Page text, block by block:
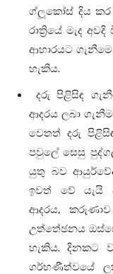
ග්ලූකෝස් දිය කර
රාත්‍රියේ මැද
ආහාරයට
හැකිය.
දරු පිළිසිඳ
ආදරය ලබා
වෙතත් දරු
පවුලේ සෙසු
යුතු බව
ඉවත් වේ
ආදරය,
උත්තේඡනය
හැකිය. දිනකට
ගර්භණීත්වයේ